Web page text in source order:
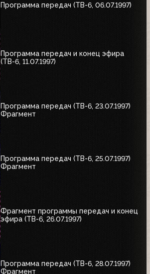
Программа передач (ТВ-6, 06.07.1997)
Программа передач и конец эфира
(ТВ-6, 11.07.1997)
Программа передач (ТВ-6, 23.07.1997)
Фрагмент
Программа передач (ТВ-6, 25.07.1997)
Фрагмент
Фрагмент программы передач и конец
эфира (ТВ-6, 26.07.1997)
Программа передач (ТВ-6, 28.07.1997)
Фрагмент